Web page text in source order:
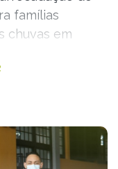
famílias
chuvas em